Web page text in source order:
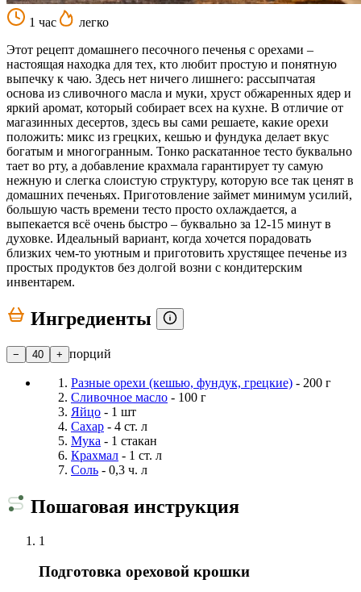
1 час
легко
Этот рецепт домашнего песочного печенья с орехами –
настоящая находка для тех, кто любит простую и понятную
выпечку к чаю. Здесь нет ничего лишнего: рассыпчатая
основа из сливочного масла и муки, хруст обжаренных ядер и
яркий аромат, который собирает всех на кухне. В отличие от
магазинных десертов, здесь вы сами решаете, какие орехи
положить: микс из грецких, кешью и фундука делает вкус
богатым и многогранным. Тонко раскатанное тесто буквально
тает во рту, а добавление крахмала гарантирует ту самую
нежную и слегка слоистую структуру, которую все так ценят в
домашних печеньях. Приготовление займет минимум усилий,
большую часть времени тесто просто охлаждается, а
выпекается всё очень быстро – буквально за 12-15 минут в
духовке. Идеальный вариант, когда хочется порадовать
близких чем-то уютным и приготовить хрустящее печенье из
простых продуктов без долгой возни с кондитерским
инвентарем.
Ингредиенты
− 40 + порций
Разные орехи (кешью, фундук, грецкие) - 200 г
Сливочное масло - 100 г
Яйцо - 1 шт
Сахар - 4 ст. л
Мука - 1 стакан
Крахмал - 1 ст. л
Соль - 0,3 ч. л
Пошаговая инструкция
1
Подготовка ореховой крошки